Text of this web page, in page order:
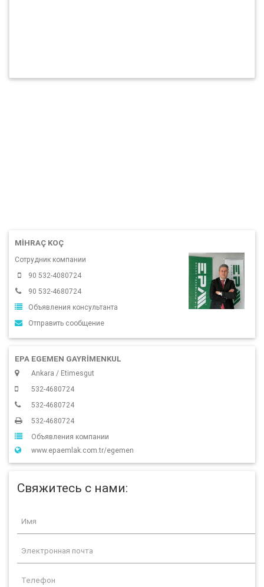
MIHRAÇ KOÇ
Сотрудник компании
90 532-4080724
90 532-4680724
Объявления консультанта
Отправить сообщение
EPA EGEMEN GAYRİMENKUL
Ankara / Etimesgut
532-4680724
532-4680724
532-4680724
Объявления компании
www.epaemlak.com.tr/egemen
Свяжитесь с нами: